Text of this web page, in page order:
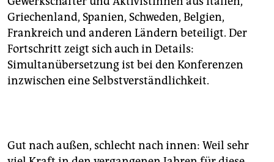
Griechenland, Spanien, Schweden, Belgien,
Frankreich und anderen Ländern beteiligt. Der
Fortschritt zeigt sich auch in Details:
Simultanübersetzung ist bei den Konferenzen
inzwischen eine Selbstverständlichkeit.
Gut nach außen, schlecht nach innen: Weil sehr